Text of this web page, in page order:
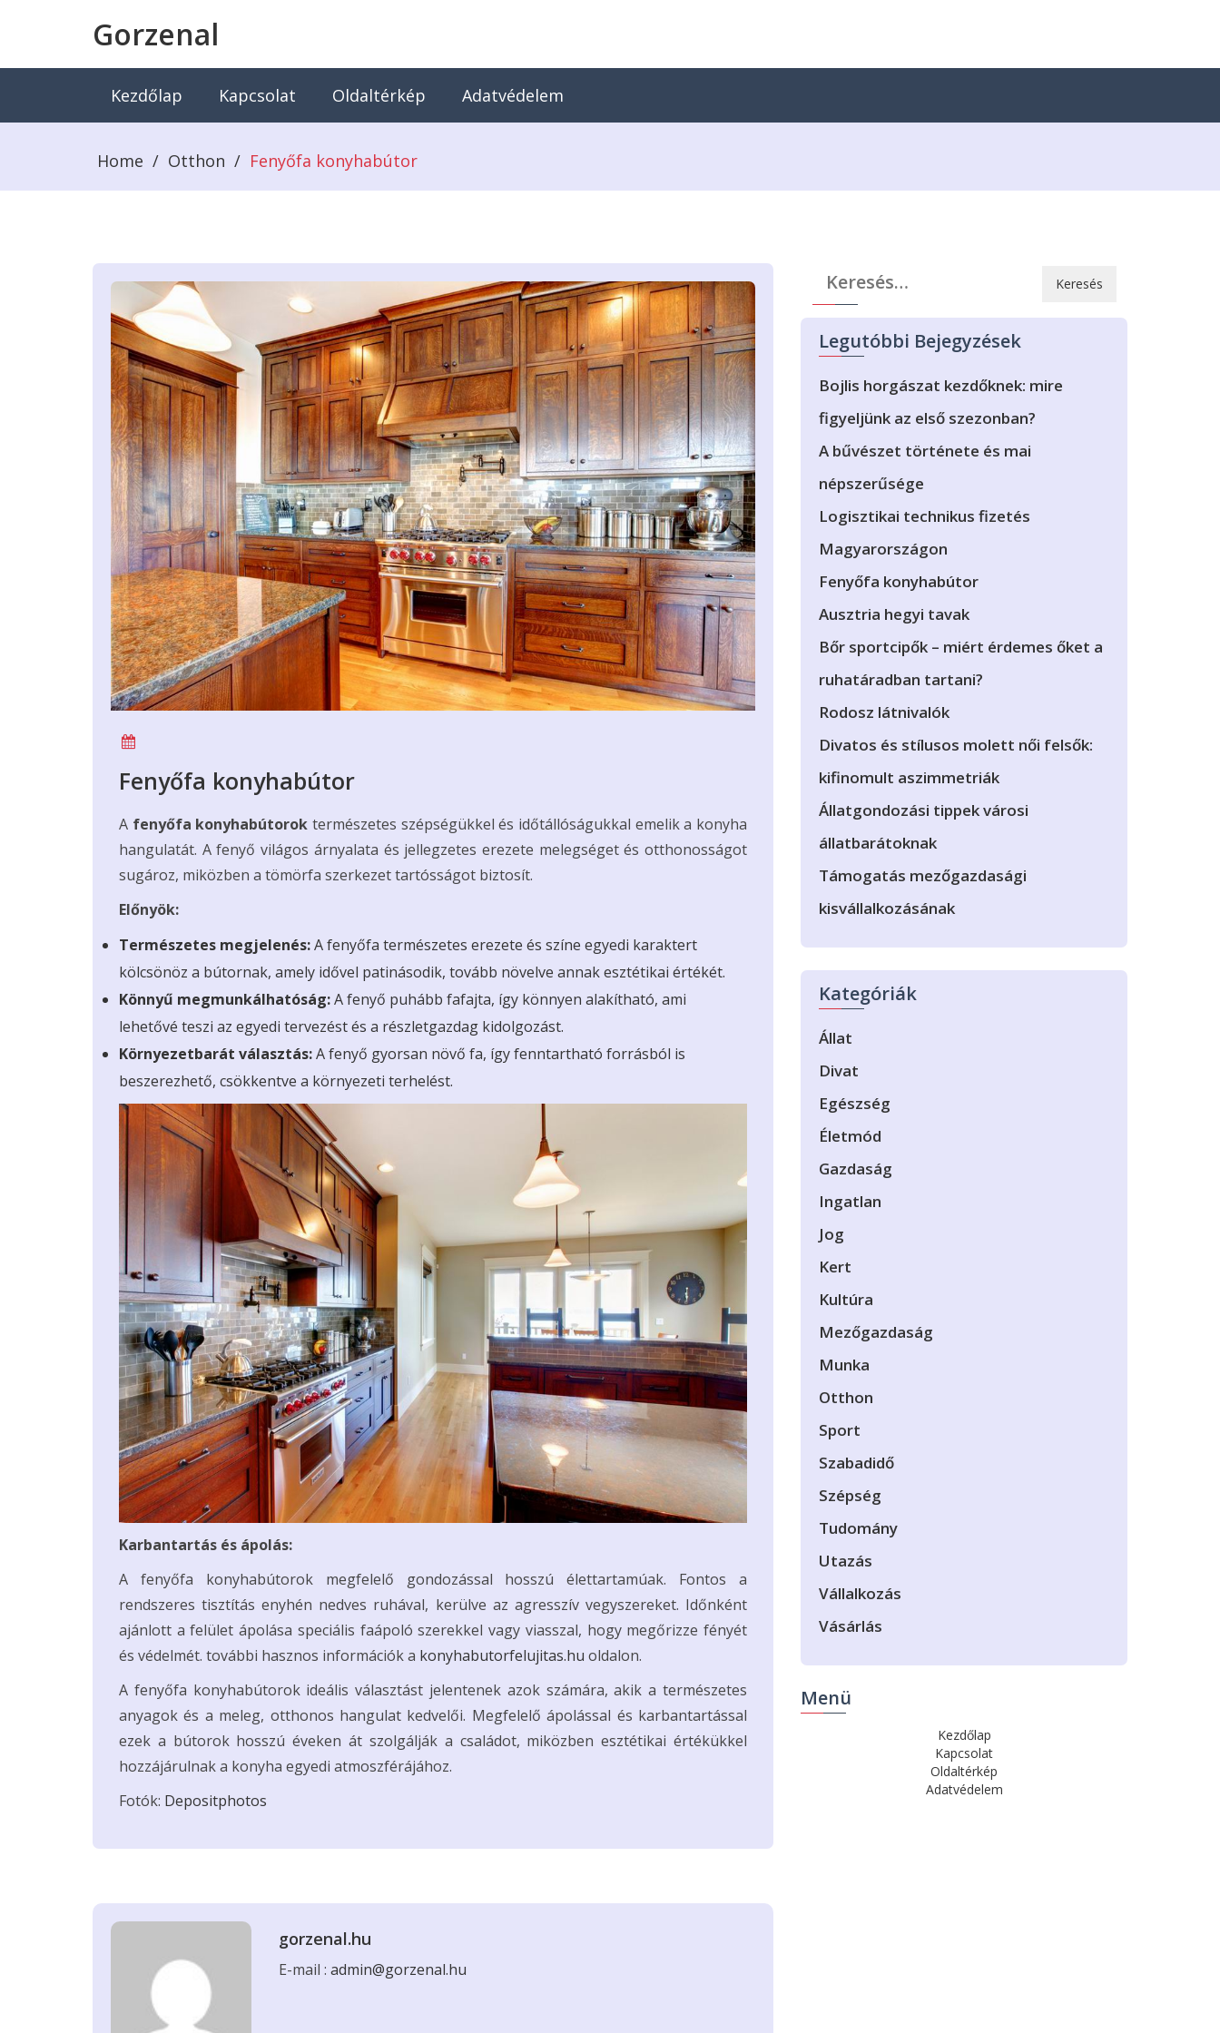
Gorzenal
Kezdőlap Kapcsolat Oldaltérkép Adatvédelem
Home / Otthon / Fenyőfa konyhabútor
Fenyőfa konyhabútor
A fenyőfa konyhabútorok természetes szépségükkel és időtállóságukkal emelik a konyha
hangulatát. A fenyő világos árnyalata és jellegzetes erezete melegséget és otthonosságot
sugároz, miközben a tömörfa szerkezet tartósságot biztosít.
Előnyök:
Természetes megjelenés:A fenyőfa természetes erezete és színe egyedi karaktert
kölcsönöz a bútornak, amely idővel patinásodik, tovább növelve annak esztétikai értékét.
Könnyű megmunkálhatóság:A fenyő puhább fafajta, így könnyen alakítható, ami
lehetővé teszi az egyedi tervezést és a részletgazdag kidolgozást.
Környezetbarát választás:A fenyő gyorsan növő fa, így fenntartható forrásból is
beszerezhető, csökkentve a környezeti terhelést.
Karbantartás és ápolás:
A fenyőfa konyhabútorok megfelelő gondozással hosszú élettartamúak. Fontos a
rendszeres tisztítás enyhén nedves ruhával, kerülve az agresszív vegyszereket. Időnként
ajánlott a felület ápolása speciális faápoló szerekkel vagy viasszal, hogy megőrizze fényét
és védelmét. további hasznos információk a konyhabutorfelujitas.hu oldalon.
A fenyőfa konyhabútorok ideális választást jelentenek azok számára, akik a természetes
anyagok és a meleg, otthonos hangulat kedvelői. Megfelelő ápolással és karbantartással
ezek a bútorok hosszú éveken át szolgálják a családot, miközben esztétikai értékükkel
hozzájárulnak a konyha egyedi atmoszférájához.
Fotók: Depositphotos
gorzenal.hu
E-mail : admin@gorzenal.hu
Keresés:
Legutóbbi Bejegyzések
Bojlis horgászat kezdőknek: mire
figyeljünk az első szezonban?
A bűvészet története és mai
népszerűsége
Logisztikai technikus fizetés
Magyarországon
Fenyőfa konyhabútor
Ausztria hegyi tavak
Bőr sportcipők – miért érdemes őket a
ruhatáradban tartani?
Rodosz látnivalók
Divatos és stílusos molett női felsők:
kifinomult aszimmetriák
Állatgondozási tippek városi
állatbarátoknak
Támogatás mezőgazdasági
kisvállalkozásának
Kategóriák
Állat
Divat
Egészség
Életmód
Gazdaság
Ingatlan
Jog
Kert
Kultúra
Mezőgazdaság
Munka
Otthon
Sport
Szabadidő
Szépség
Tudomány
Utazás
Vállalkozás
Vásárlás
Menü
Kezdőlap
Kapcsolat
Oldaltérkép
Adatvédelem